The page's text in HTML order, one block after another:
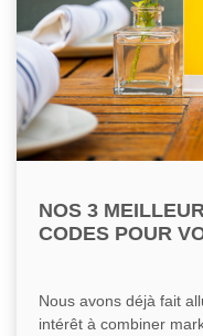
NOS 3
CODES POUR
Nous avons déjà fait
intérêt à combiner